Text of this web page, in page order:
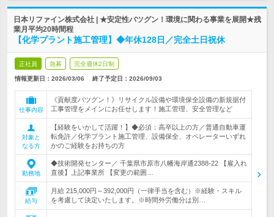
日本リファイン株式会社 | ★安定性バツグン！環境に関わる事業を展開★残
業月平均20時間程
【化学プラント施工管理】◆年休128日／完全土日祝休
正社員 急募 完全週休2日制
情報更新日：2026/03/06 終了予定日： 2026/09/03
仕事内容
《貢献度バツグン！》リサイクル設備や環境保全設備の新規据付
工事管理をメインにお任せします！施工管理、安全管理など
対象と
なる方
【経験をいかして活躍！】◆必須：高卒以上の方／普通自動車運
転免許／化学プラント施工管理、設備保全、オペレーターいずれ
かのご経験をお持ちの方
勤務地
◆技術開発センター／ 千葉県市原市八幡海岸通2388-22 【雇入れ
直後】上記事業所 【変更の範囲…
給与
月給 215,000円～392,000円（一律手当を含む）※経験・スキル
を考慮して決定いたします。※時間外労働分は別…